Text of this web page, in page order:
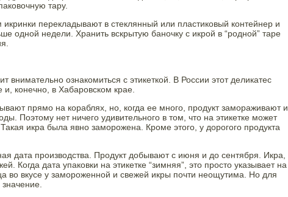
тару.
перекладывают в стеклянный или пластиковый контейнер и
одной недели. Хранить вскрытую баночку с икрой в “родной” таре
внимательно ознакомиться с этикеткой. В России этот деликатес
конечно, в Хабаровском крае.
прямо на кораблях, но, когда ее много, продукт замораживают и
Поэтому нет ничего удивительного в том, что на этикетке может
икра была явно заморожена. Кроме этого, у дорогого продукта
дата производства. Продукт добывают с июня и до сентября. Икра,
Когда дата упаковки на этикетке “зимняя”, это просто указывает на
во вкусе у замороженной и свежей икры почти неощутима. Но для